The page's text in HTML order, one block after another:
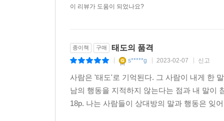
이 리뷰가 도움이 되었나요?
종이책 구매 태도의 품격
s*****g 2023-02-07 신고
사람은 '태도'로 기억된다. 그 사람이 내게 한
남의 행동을 지적하지 않는다는 점과 내 말이
18p. 나는 사람들이 상대방의 말과 행동은 잊